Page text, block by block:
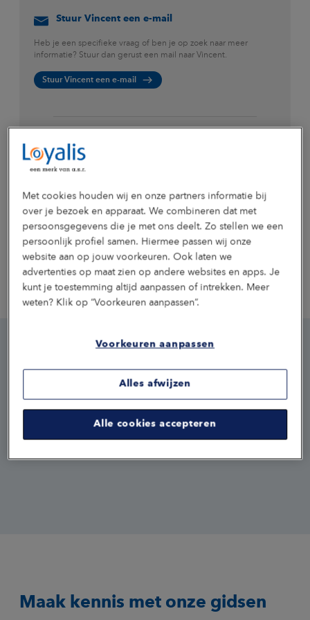
Stuur Vincent een e-mail
Heb je een specifieke vraag of ben je op zoek naar meer
informatie? Stuur dan gerust een mail naar Vincent.
Stuur Vincent een e-mail
Liever telefonisch overleggen of je vraag stellen? Dat kan.
17.30 uur.
Bel met Vincent
streef ik ernaar om jou duidelijkheid en zekerheid te bieden
over je financiële toekomst. Samen met jou bekijk ik wat
Maak kennis met onze gidsen
Met cookies houden wij en onze partners informatie bij
over je bezoek en apparaat. We combineren dat met
persoonsgegevens die je met ons deelt. Zo stellen we een
persoonlijk profiel samen. Hiermee passen wij onze
website aan op jouw voorkeuren. Ook laten we
advertenties op maat zien op andere websites en apps. Je
kunt je toestemming altijd aanpassen of intrekken. Meer
weten? Klik op “Voorkeuren aanpassen”.
Voorkeuren aanpassen
Alles afwijzen
Alle cookies accepteren